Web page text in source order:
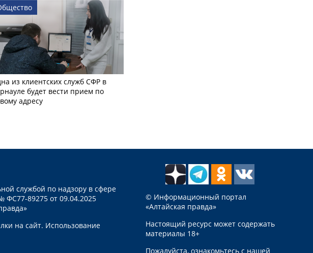
из клиентских служб СФР в
будет вести прием по
адресу
службой по надзору в сфере
ФС77-89275 от 09.04.2025
на сайт. Использование
© Информационный портал
«Алтайская правда»
Настоящий ресурс может содержать
материалы 18+
Пожалуйста, ознакомьтесь с нашей